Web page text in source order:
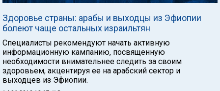
Здоровье страны: арабы и выходцы из Эфиопии
болеют чаще остальных израильтян
Специалисты рекомендуют начать активную
информационную кампанию, посвященную
необходимости внимательнее следить за своим
здоровьем, акцентируя ее на арабский сектор и
выходцев из Эфиопии.